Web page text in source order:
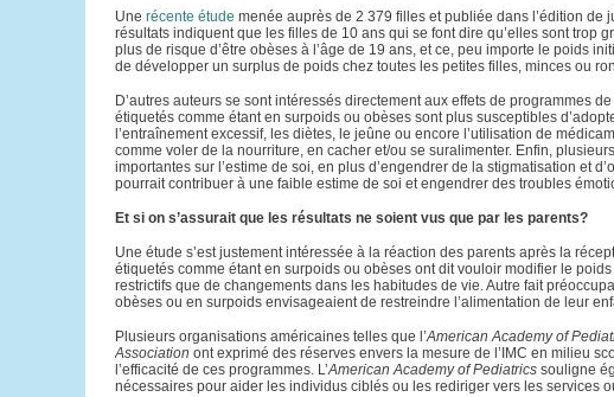
Une récente étude menée auprès de 2 379 filles et publiée dans l’édition de
résultats indiquent que les filles de 10 ans qui se font dire qu’elles sont trop
plus de risque d’être obèses à l’âge de 19 ans, et ce, peu importe le poids
de développer un surplus de poids chez toutes les petites filles, minces ou
D’autres auteurs se sont intéressés directement aux effets de programmes
étiquetés comme étant en surpoids ou obèses sont plus susceptibles
l’entraînement excessif, les diètes, le jeûne ou encore l’utilisation de
comme voler de la nourriture, en cacher et/ou se suralimenter. Enfin,
importantes sur l’estime de soi, en plus d’engendrer de la stigmatisation et
pourrait contribuer à une faible estime de soi et engendrer des troubles
Et si on s’assurait que les résultats ne soient vus que par les parents?
Une étude s’est justement intéressée à la réaction des parents après la
étiquetés comme étant en surpoids ou obèses ont dit vouloir modifier le
restrictifs que de changements dans les habitudes de vie. Autre fait
obèses ou en surpoids envisageaient de restreindre l’alimentation de leur
Plusieurs organisations américaines telles que l’American Academy of
Association ont exprimé des réserves envers la mesure de l’IMC en milieu
l’efficacité de ces programmes. L’American Academy of Pediatrics souligne
nécessaires pour aider les individus ciblés ou les rediriger vers les services